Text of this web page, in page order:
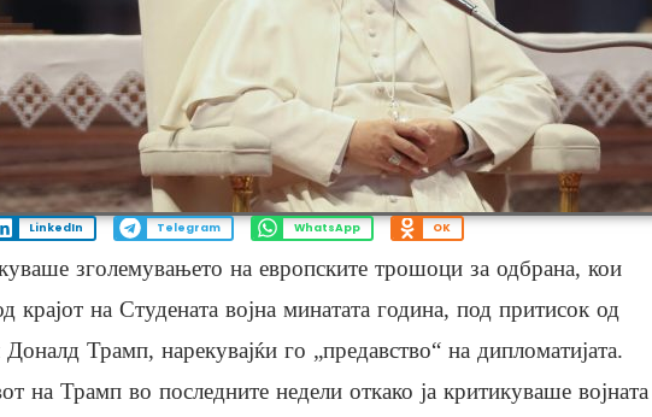
LinkedIn Telegram WhatsApp OK
зголемувањето на европските трошоци за одбрана, кои
крајот на Студената војна минатата година, под притисок од
Доналд Трамп, нарекувајќи го „предавство“ на дипломатијата.
на Трамп во последните недели откако ја критикуваше војната